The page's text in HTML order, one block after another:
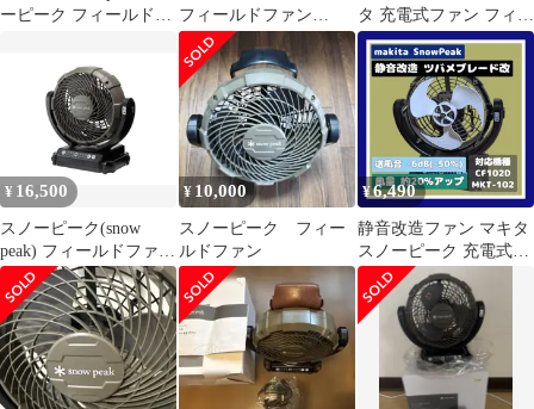
ーピーク フィールドフ フィールドファン
MKT-102 本体のみ 扇風
機 アウトドア キャンプ
タ 充電式ファン フィー
ルドファン 扇風機 サー
キュレーター
¥ 16,500
スノーピーク(snow
peak) フィールドファン
ファン マキタ 小型 強
力 軽量 扇風機 キャン
プ 登山 アウトドア 防
災 MKT-102 1
¥ 10,000
スノーピーク フィー
ルドファン
¥6,490
静音改造ファン マキタ
スノーピーク 充電式フ
ァン CF102D＆CF203D
セット「ツバメブレー
ド改」